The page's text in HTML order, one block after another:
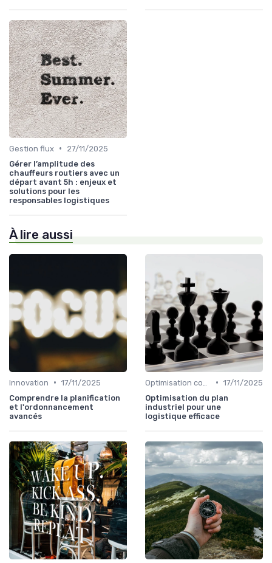
Gestion flux •
27/11/2025
Gérer l’amplitude des
chauffeurs routiers avec un
départ avant 5h : enjeux et
solutions pour les
responsables logistiques
À lire aussi
Innovation • 17/11/2025
Comprendre la planification
et l'ordonnancement
avancés
• 17/11/2025
Optimisation du plan
industriel pour une
logistique efficace